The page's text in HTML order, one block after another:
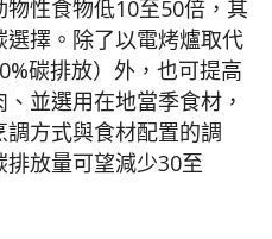
性食物低10至50倍，其
擇。除了以電烤爐取代
碳排放）外，也可提高
並選用在地當季食材，
方式與食材配置的調
放量可望減少30至